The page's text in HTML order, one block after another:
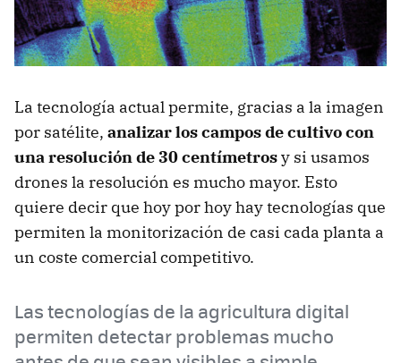
La tecnología actual permite, gracias a la imagen
por satélite, analizar los campos de cultivo con
una resolución de 30 centímetrosy si usamos
drones la resolución es mucho mayor. Esto
quiere decir que hoy por hoy hay tecnologías que
permiten la monitorización de casi cada planta a
un coste comercial competitivo.
Las tecnologías de la agricultura digital
permiten detectar problemas mucho